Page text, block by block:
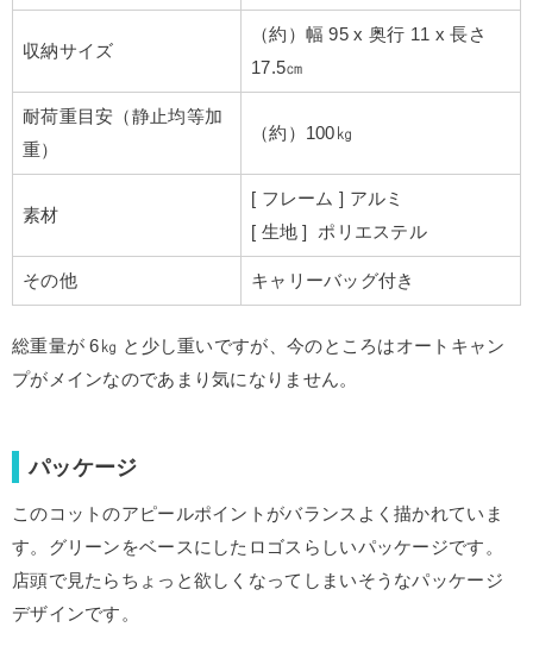
収納サイズ
（約）幅 95 x 奥行 11 x 長さ
17.5㎝
耐荷重目安（静止均等加
重）
（約）100㎏
素材
[ フレーム ] アルミ
[ 生地 ] ポリエステル
その他 キャリーバッグ付き
総重量が 6㎏ と少し重いですが、今のところはオートキャン
プがメインなのであまり気になりません。
パッケージ
このコットのアピールポイントがバランスよく描かれていま
す。グリーンをベースにしたロゴスらしいパッケージです。
店頭で見たらちょっと欲しくなってしまいそうなパッケージ
デザインです。